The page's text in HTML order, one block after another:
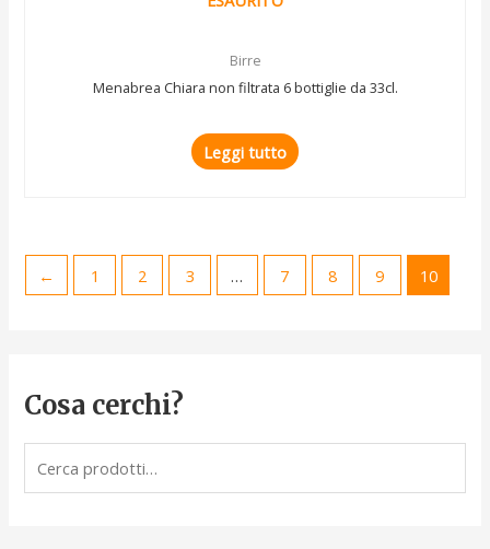
Cosa cerchi?
Birre
Menabrea Chiara non filtrata 6 bottiglie da 33cl.
Leggi tutto
← 1 2 3 … 7 8 9 10